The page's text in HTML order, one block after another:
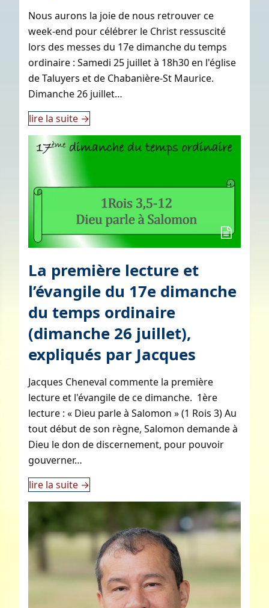
Nous aurons la joie de nous retrouver ce
week-end pour célébrer le Christ ressuscité
lors des messes du 17e dimanche du temps
ordinaire : Samedi 25 juillet à 18h30 en l'église
de Taluyers et de Chabanière-St Maurice.
Dimanche 26 juillet…
lire la suite →
La première lecture et
l’évangile du 17e dimanche
du temps ordinaire
(dimanche 26 juillet),
expliqués par Jacques
Jacques Cheneval commente la première
lecture et l'évangile de ce dimanche. 1ère
lecture : « Dieu parle à Salomon » (1 Rois 3) Au
tout début de son règne, Salomon demande à
Dieu le don de discernement, pour pouvoir
gouverner…
lire la suite →